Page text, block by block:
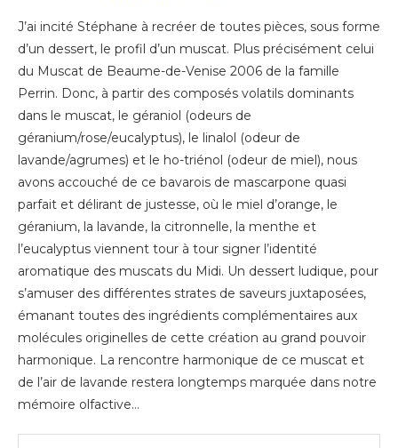
J’ai incité Stéphane à recréer de toutes pièces, sous forme
d’un dessert, le profil d’un muscat. Plus précisément celui
du Muscat de Beaume-de-Venise 2006 de la famille
Perrin. Donc, à partir des composés volatils dominants
dans le muscat, le géraniol (odeurs de
géranium/rose/eucalyptus), le linalol (odeur de
lavande/agrumes) et le ho-triénol (odeur de miel), nous
avons accouché de ce bavarois de mascarpone quasi
parfait et délirant de justesse, où le miel d’orange, le
géranium, la lavande, la citronnelle, la menthe et
l’eucalyptus viennent tour à tour signer l’identité
aromatique des muscats du Midi. Un dessert ludique, pour
s’amuser des différentes strates de saveurs juxtaposées,
émanant toutes des ingrédients complémentaires aux
molécules originelles de cette création au grand pouvoir
harmonique. La rencontre harmonique de ce muscat et
de l’air de lavande restera longtemps marquée dans notre
mémoire olfactive…